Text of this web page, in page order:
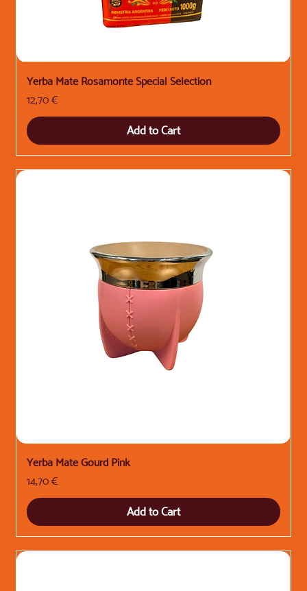
Yerba Mate Rosamonte Special Selection
Price
12,70 €
Add to Cart
Yerba Mate Gourd Pink
Price
14,70 €
Add to Cart